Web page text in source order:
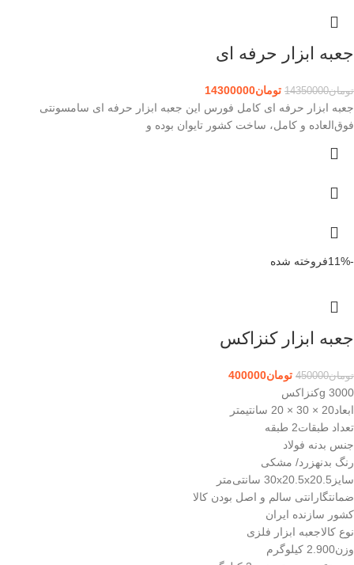
جعبه ابزار حرفه ای
تومان14350000 تومان14300000
جعبه ابزار حرفه ای کامل فورس این جعبه ابزار حرفه ای سامسونتی
فوق‌العاده و کامل، ساخت کشور تایوان بوده و
-11% فروخته شده
جعبه ابزار کنزاکس
تومان450000 تومان400000
3000 gکنزاکس
ابعاد20 × 30 × 20 سانتیمتر
تعداد طبقات2 طبقه
جنس بدنه فولاد
رنگ بدنهزرد/ مشکی
سایز30x20.5x20.5 سانتی‌متر
ضمانتگارانتی سالم و اصل بودن کالا
کشور سازنده ایران
نوع کالاجعبه ابزار فلزی
وزن2.900 کیلوگرم